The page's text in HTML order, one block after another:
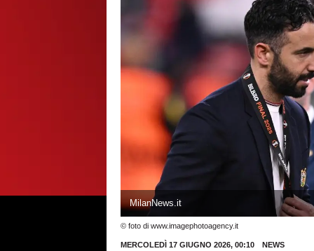
MilanNews.it
© foto di www.imagephotoagency.it
MERCOLEDÌ 17 GIUGNO 2026, 00:10
NEWS